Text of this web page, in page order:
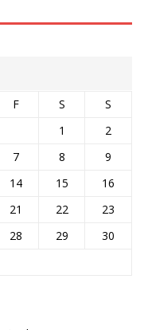
F S
S
1
2
7 8
9
14 15
16
21 22
23
28 29
30